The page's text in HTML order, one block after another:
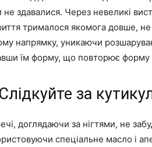
не здавалися. Через невеликі
трималося якомога довше, не
напрямку, уникаючи
їм форму, що повторює форму
за
доглядаючи за нігтями, не
спеціальне масло і